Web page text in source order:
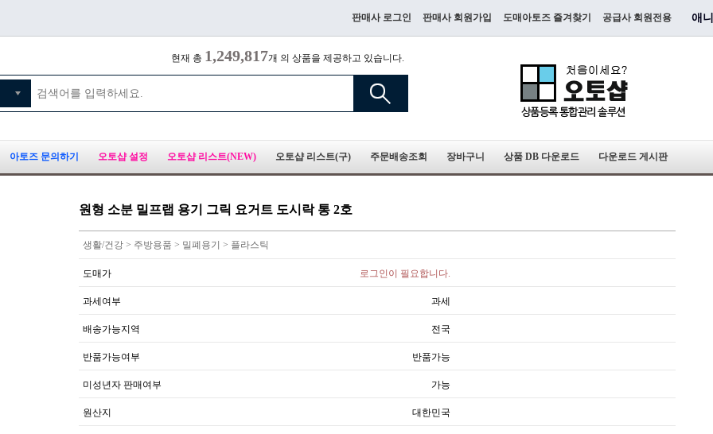
판매사 로그인 판매사 회원가입 도매아토즈 즐겨찾기 공급사 회원전용 애
현재 총 1,249,817개 의 상품을 제공하고 있습니다.
아토즈 문의하기 오토샵 설정 오토샵 리스트(NEW) 오토샵 리스트(구) 주문배송조회 장바구니 상품 DB 다운로드 다운로드 게시판
원형 소분 밀프랩 용기 그릭 요거트 도시락 통 2호
생활/건강 > 주방용품 > 밀폐용기 > 플라스틱
도매가 로그인이 필요합니다.
과세여부 과세
배송가능지역 전국
반품가능여부 반품가능
미성년자 판매여부 가능
원산지 대한민국